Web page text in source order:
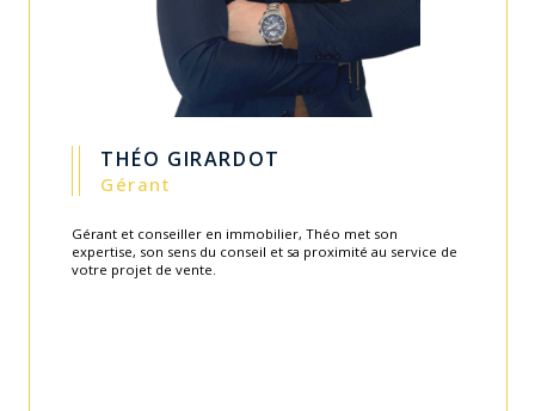
THÉO GIRARDOT
Gérant
Gérant et conseiller en immobilier, Théo met son
expertise, son sens du conseil et sa proximité au service de
votre projet de vente.